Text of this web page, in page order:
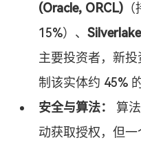
(Oracle, ORCL)
15%）、 Silverlake
主要投资者，新
制该实体约 45%
安全与算法：
算
动获取授权，但